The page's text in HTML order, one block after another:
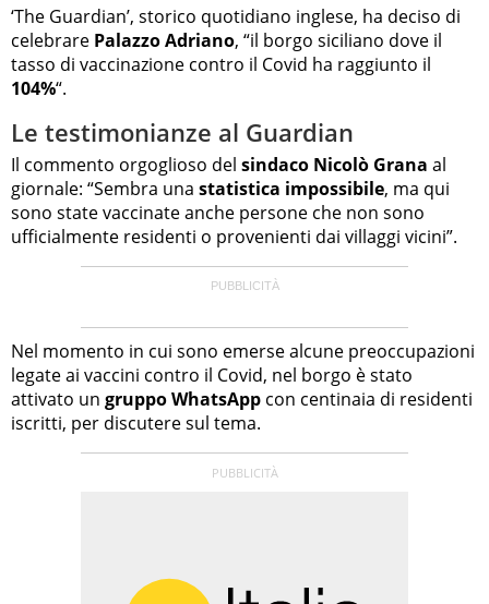
‘The Guardian’, storico quotidiano inglese, ha deciso di
celebrare Palazzo Adriano, “il borgo siciliano dove il
tasso di vaccinazione contro il Covid ha raggiunto il
104%“.
Le testimonianze al Guardian
Il commento orgoglioso del sindaco Nicolò Grana al
giornale: “Sembra una statistica impossibile, ma qui
sono state vaccinate anche persone che non sono
ufficialmente residenti o provenienti dai villaggi vicini”.
Nel momento in cui sono emerse alcune preoccupazioni
legate ai vaccini contro il Covid, nel borgo è stato
attivato un gruppo WhatsApp con centinaia di residenti
iscritti, per discutere sul tema.